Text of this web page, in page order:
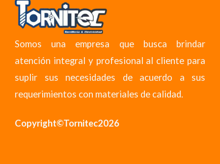
Somos una empresa que busca brindar
atención integral y profesional al cliente para
suplir sus necesidades de acuerdo a sus
requerimientos con materiales de calidad.
Copyright©Tornitec2026